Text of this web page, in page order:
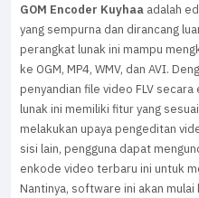
GOM Encoder Kuyhaa adalah
yang sempurna dan dirancang
perangkat lunak ini mampu
ke OGM, MP4, WMV, dan AVI.
penyandian file video FLV
lunak ini memiliki fitur yang
melakukan upaya pengeditan
sisi lain, pengguna dapat
enkode video terbaru ini untuk
Nantinya, software ini akan